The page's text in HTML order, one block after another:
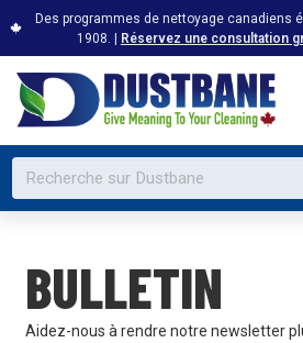
Des programmes de nettoyage canadiens
1908. | Réservez une consultation
BULLETIN
Aidez-nous à rendre notre newsletter